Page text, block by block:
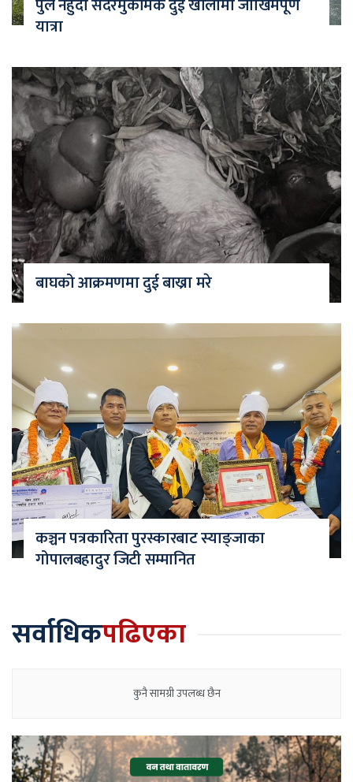
यात्रा
बाघको आक्रमणमा दुई बाख्रा मरे
कञ्चन पत्रकारिता पुरस्कारबाट स्याङ्जाका
गोपालबहादुर जिटी सम्मानित
सर्वाधिकपढिएका
कुनै सामग्री उपलब्ध छैन